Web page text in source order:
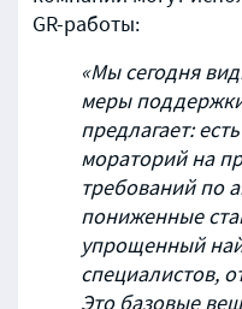
GR-работы:
«Мы сегодня
меры
предлагает:
мораторий на
требований по
пониженные
упрощенный
специалистов,